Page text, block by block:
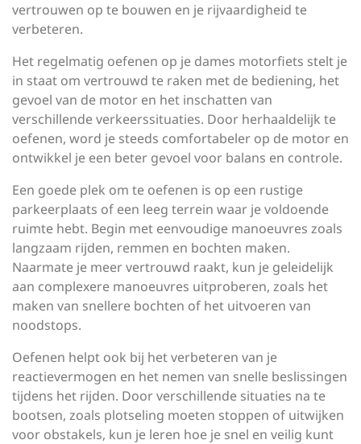
vertrouwen op te bouwen en je rijvaardigheid te
verbeteren.
Het regelmatig oefenen op je dames motorfiets stelt je
in staat om vertrouwd te raken met de bediening, het
gevoel van de motor en het inschatten van
verschillende verkeerssituaties. Door herhaaldelijk te
oefenen, word je steeds comfortabeler op de motor en
ontwikkel je een beter gevoel voor balans en controle.
Een goede plek om te oefenen is op een rustige
parkeerplaats of een leeg terrein waar je voldoende
ruimte hebt. Begin met eenvoudige manoeuvres zoals
langzaam rijden, remmen en bochten maken.
Naarmate je meer vertrouwd raakt, kun je geleidelijk
aan complexere manoeuvres uitproberen, zoals het
maken van snellere bochten of het uitvoeren van
noodstops.
Oefenen helpt ook bij het verbeteren van je
reactievermogen en het nemen van snelle beslissingen
tijdens het rijden. Door verschillende situaties na te
bootsen, zoals plotseling moeten stoppen of uitwijken
voor obstakels, kun je leren hoe je snel en veilig kunt